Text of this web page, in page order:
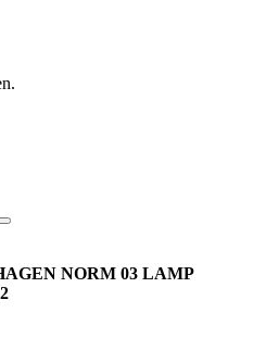
NORM 03 LAMP